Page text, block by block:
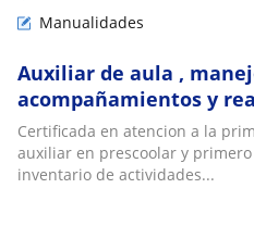
Manualidades
Auxiliar de aula ,
acompañamientos y
en clase en
psicomotrizes
Certificada en atencion a la
auxiliar en prescoolar y
inventario de actividades...